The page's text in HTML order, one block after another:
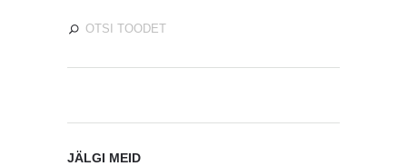
JÄLGI MEID